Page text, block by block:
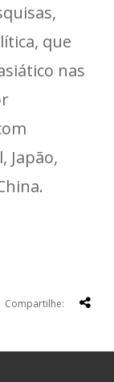
que
nas
Japão,
Compartilhe: